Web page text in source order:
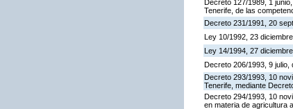
Decreto 127/1989, 1
Tenerife, de las
Decreto 231/1991, 20
Ley 10/1992, 23
Ley 14/1994, 27
Decreto 206/1993, 9
Decreto 293/1993, 10
Tenerife, mediante
Decreto 294/1993, 10
en materia de agricultura